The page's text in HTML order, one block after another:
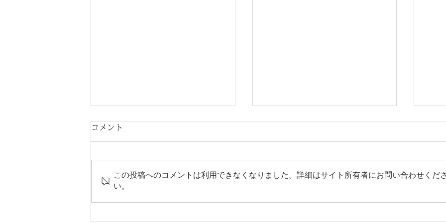
コメント
この投稿へのコメントは利用できなくなりました。詳細はサイト所有者にお問い合わせくださ
い。